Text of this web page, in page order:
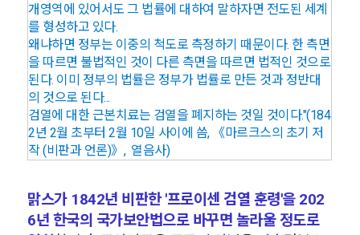
개영역에 있어서도 그 법률에 대하여 말하자면 전도된 세계
를 형성하고 있다.
왜냐하면 정부는 이중의 척도로 측정하기 때문이다. 한 측면
을 따르면 불법적인 것이 다른 측면을 따르면 법적인 것으로
된다. 이미 정부의 법률은 정부가 법률로 만든 것과 정반대
의 것으로 된다...
검열에 대한 근본치료는 검열을 폐지하는 것일 것이다."(184
2년 2월 초부터 2월 10일 사이에 씀, 《마르크스의 초기 저
작 (비판과 언론)》, 열음사)
맑스가 1842년 비판한 '프로이센 검열 훈령'을 202
6년 한국의 국가보안법으로 바꾸면 놀라울 정도로